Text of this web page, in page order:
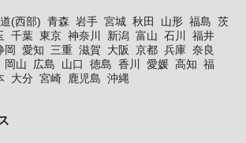
(西部) 青森 岩手 宮城 秋田 山形 福島 茨
千葉 東京 神奈川 新潟 富山 石川
福井
岡 愛知 三重 滋賀 大阪 京都 兵庫 奈良
岡山 広島 山口 徳島 香川 愛媛 高知 福
大分 宮崎 鹿児島 沖縄